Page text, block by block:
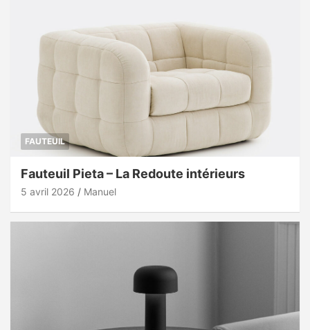
FAUTEUIL
Fauteuil Pieta – La Redoute intérieurs
5 avril 2026 Manuel